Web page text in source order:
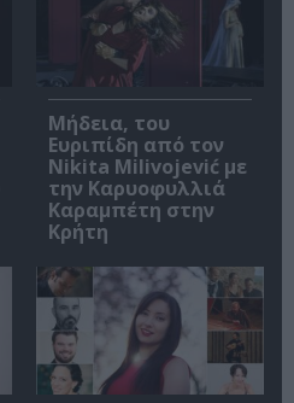
Μήδεια, του
Ευριπίδη από τον
Nikita Milivojević με
την Καρυοφυλλιά
Καραμπέτη στην
Κρήτη